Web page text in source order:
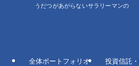
うだつがあがらないサラリーマンの
全体ポートフォリオ 投資信託